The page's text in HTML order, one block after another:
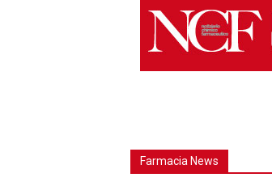
Farmacia News